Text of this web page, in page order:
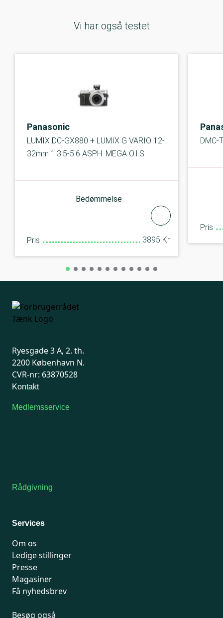
Vi har også testet
Panasonic
LUMIX DC-GX880 + LUMIX G VARIO 12-
32mm 1:3.5-5.6 ASPH. MEGA O.I.S.
Bedømmelse
Pris 3895 Kr.
DMC-
Pris
Ryesgade 3 A, 2. th.
2200 København N.
CVR-nr: 63870528
Kontakt
Medlemsservice
Rådgivning
Services
Om os
Ledige stillinger
Presse
Magasiner
Få nyhedsbrev
Besøg også